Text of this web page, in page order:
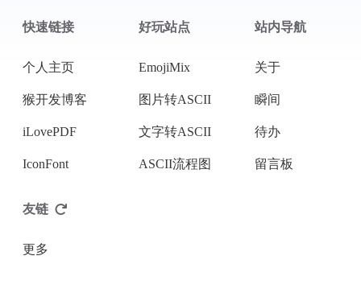
快速链接
个人主页
猴开发博客
iLovePDF
IconFont
好玩站点
EmojiMix
图片转ASCII
文字转ASCII
ASCII流程图
站内导航
关于
瞬间
待办
留言板
友链
更多